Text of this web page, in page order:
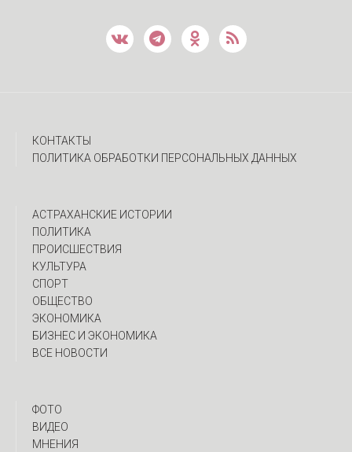
КОНТАКТЫ
ПОЛИТИКА ОБРАБОТКИ ПЕРСОНАЛЬНЫХ ДАННЫХ
АСТРАХАНСКИЕ ИСТОРИИ
ПОЛИТИКА
ПРОИСШЕСТВИЯ
КУЛЬТУРА
СПОРТ
ОБЩЕСТВО
ЭКОНОМИКА
БИЗНЕС И ЭКОНОМИКА
ВСЕ НОВОСТИ
ФОТО
ВИДЕО
МНЕНИЯ